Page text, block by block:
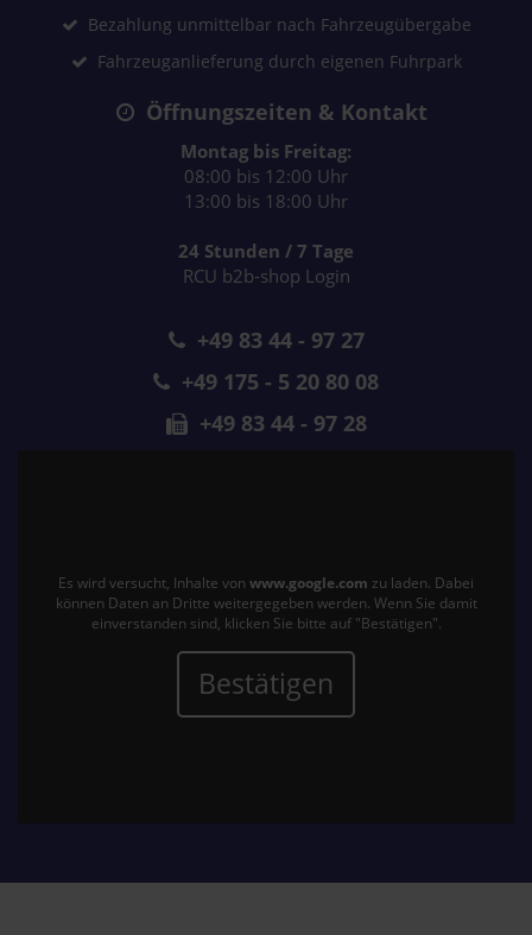
Bezahlung unmittelbar nach Fahrzeugübergabe
Fahrzeuganlieferung durch eigenen Fuhrpark
Öffnungszeiten & Kontakt
Montag bis Freitag:
08:00 bis 12:00 Uhr
13:00 bis 18:00 Uhr
24 Stunden / 7 Tage
RCU b2b-shop Login
+49 83 44 - 97 27
+49 175 - 5 20 80 08
+49 83 44 - 97 28
Es wird versucht, Inhalte von www.google.com zu laden. Dabei
können Daten an Dritte weitergegeben werden. Wenn Sie damit
einverstanden sind, klicken Sie bitte auf "Bestätigen".
Bestätigen